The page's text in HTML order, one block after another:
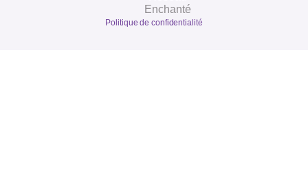
Politique de confidentialité